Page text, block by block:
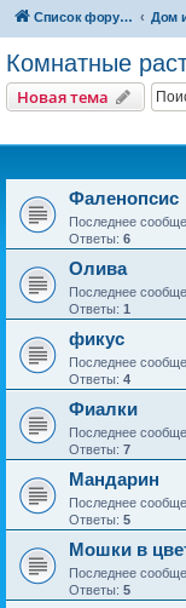
Список форумов Дом
Комнатные
Новая тема
Фаленопсис
Последнее
Ответы: 6
Олива
Последнее
Ответы: 1
фикус
Последнее
Ответы: 4
Фиалки
Последнее
Ответы: 7
Мандарин
Последнее
Ответы: 5
Мошки в
Последнее
Ответы: 5